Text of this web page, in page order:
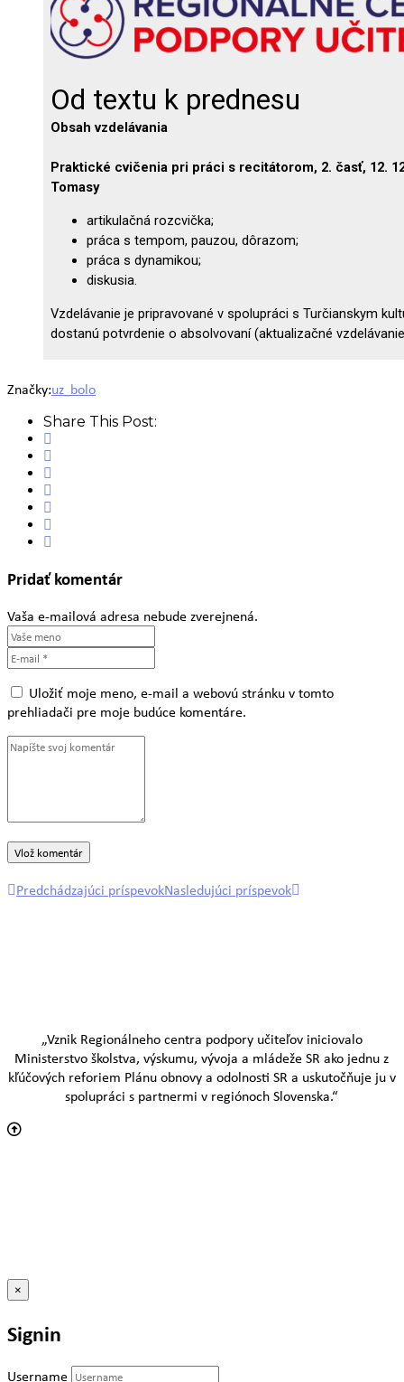
Značky:uz_bolo
Share This Post:
Pridať komentár
Vaša e-mailová adresa nebude zverejnená.
Uložiť moje meno, e-mail a webovú stránku v tomto
prehliadači pre moje budúce komentáre.
Predchádzajúci príspevokNasledujúci príspevok
„Vznik Regionálneho centra podpory učiteľov iniciovalo
Ministerstvo školstva, výskumu, vývoja a mládeže SR ako jednu z
kľúčových reforiem Plánu obnovy a odolnosti SR a uskutočňuje ju v
spolupráci s partnermi v regiónoch Slovenska.“
×
Signin
Username